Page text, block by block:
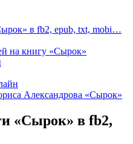
в fb2, epub, txt, mobi…
на книгу «Сырок»
Александрова «Сырок»
«Сырок» в fb2,